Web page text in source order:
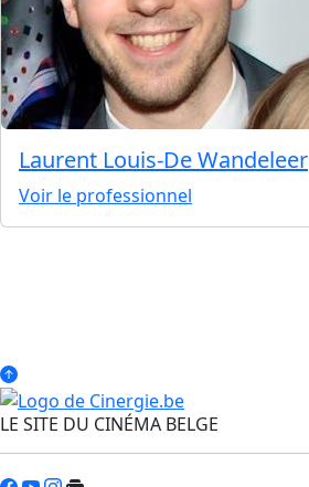
Laurent Louis-De Wandeleer
Voir le professionnel
LE SITE DU CINÉMA BELGE